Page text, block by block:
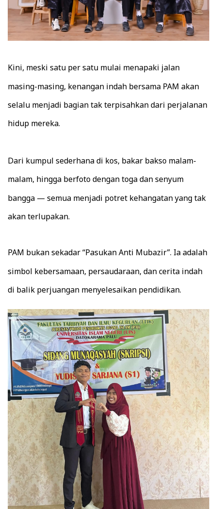
Kini, meski satu per satu mulai menapaki jalan
masing-masing, kenangan indah bersama PAM akan
selalu menjadi bagian tak terpisahkan dari perjalanan
hidup mereka.
Dari kumpul sederhana di kos, bakar bakso malam-
malam, hingga berfoto dengan toga dan senyum
bangga — semua menjadi potret kehangatan yang tak
akan terlupakan.
PAM bukan sekadar “Pasukan Anti Mubazir”. Ia adalah
simbol kebersamaan, persaudaraan, dan cerita indah
di balik perjuangan menyelesaikan pendidikan.